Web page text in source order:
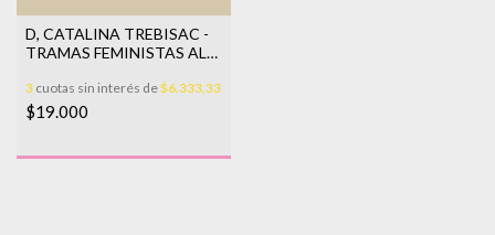
D, CATALINA TREBISAC -
TRAMAS FEMINISTAS AL
3 cuotas sin interés de$6.333,33
$19.000